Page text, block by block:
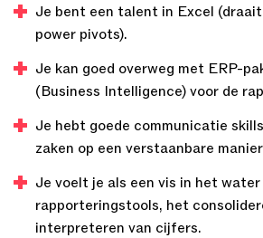
Je bent een talent in Excel
power pivots).
Je kan goed overweg met ERP-
(Business Intelligence) voor de
Je hebt goede communicatie
zaken op een verstaanbare
Je voelt je als een vis in het
rapporteringstools, het
interpreteren van cijfers.